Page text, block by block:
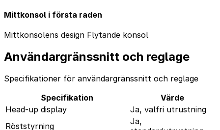
Mittkonsol i första raden
Mittkonsolens design Flytande konsol
Användargränssnitt och reglage
Specifikationer för användargränssnitt och reglage
Specifikation
Värde
Head-up display
Ja, valfri utrustning
Röststyrning
Ja,